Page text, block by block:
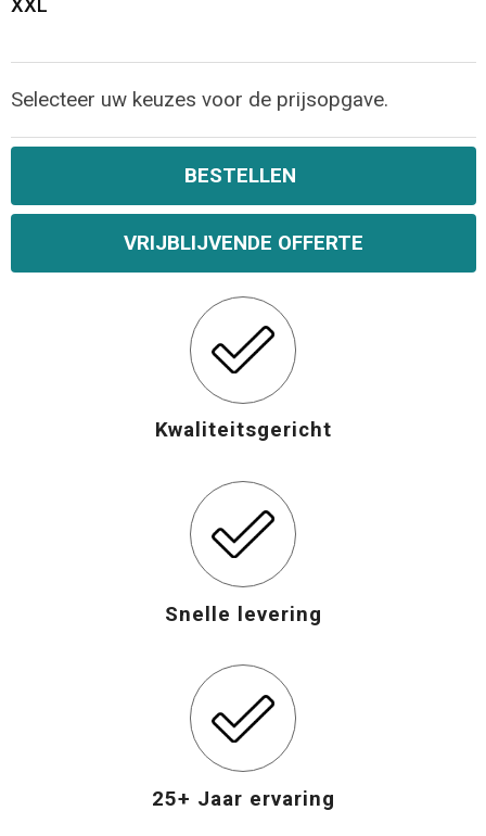
XXL
Selecteer uw keuzes voor de prijsopgave.
BESTELLEN
VRIJBLIJVENDE OFFERTE
Kwaliteitsgericht
Snelle levering
25+ Jaar ervaring